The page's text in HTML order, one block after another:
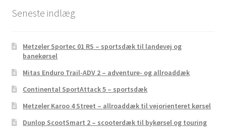
Seneste indlæg
Metzeler Sportec 01 RS – sportsdæk til landevej og
banekørsel
Mitas Enduro Trail-ADV 2 – adventure- og allroaddæk
Continental SportAttack 5 – sportsdæk
Metzeler Karoo 4 Street – allroaddæk til vejorienteret kørsel
Dunlop ScootSmart 2 – scooterdæk til bykørsel og touring